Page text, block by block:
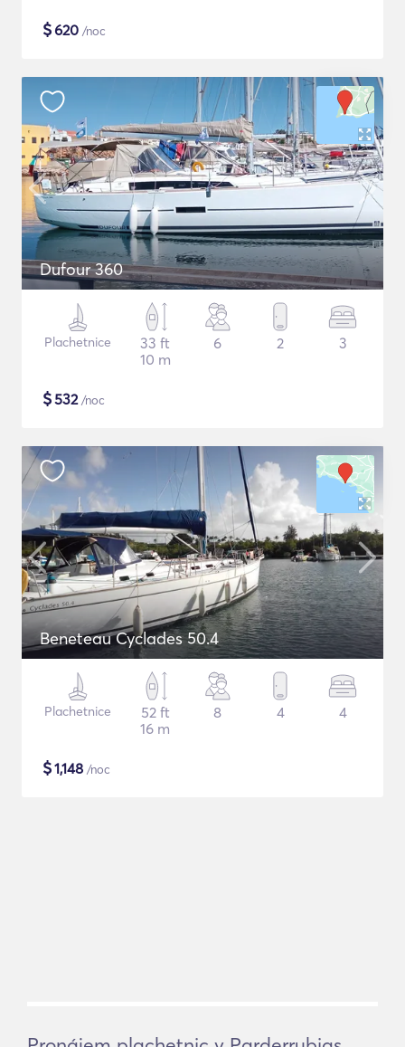
$620 /noc
Dufour 360
Plachetnice
33 ft
10 m
6 2 3
$532/noc
Beneteau Cyclades 50.4
Plachetnice
52 ft
16 m
8 4 4
$1,148 /noc